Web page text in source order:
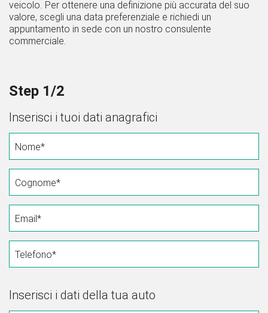
veicolo. Per ottenere una definizione più accurata del suo
valore, scegli una data preferenziale e richiedi un
appuntamento in sede con un nostro consulente
commerciale.
Step 1/2
Inserisci i tuoi dati anagrafici
Nome*
Cognome*
Email*
Telefono*
Inserisci i dati della tua auto